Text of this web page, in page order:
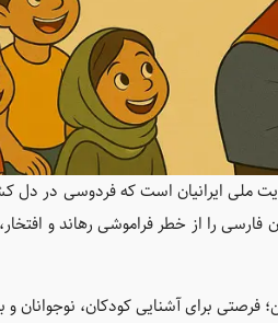
هویت ملی ایرانیان است که فردوسی
را از خطر فراموشی رهاند و
فرصتی برای آشنایی کودکان، نوجوانان